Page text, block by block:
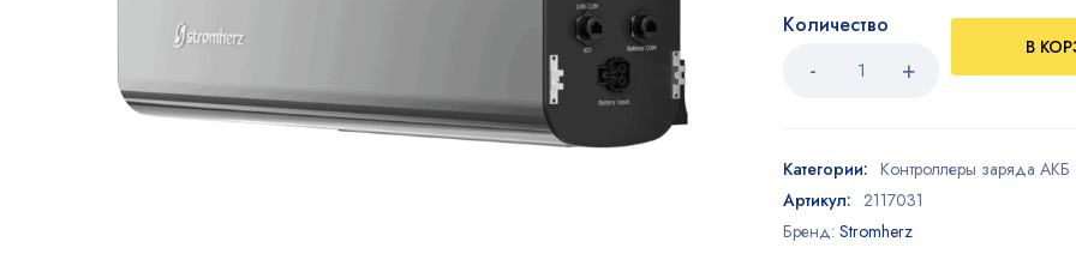
Количество
В
Категории: Контроллеры заряда АКБ
Артикул: 2117031
Бренд:Stromherz